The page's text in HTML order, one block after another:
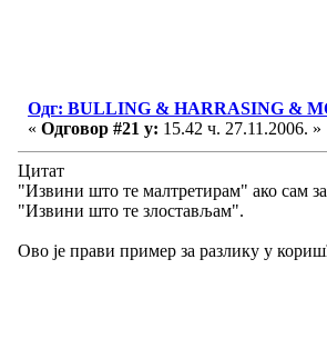
Одг: BULLING & HARRASING &
« Одговор #21 у: 15.42 ч. 27.11.2006. »
Цитат
"Извини што те малтретирам" ако сам
"Извини што те злостављам".
Ово је прави пример за разлику у